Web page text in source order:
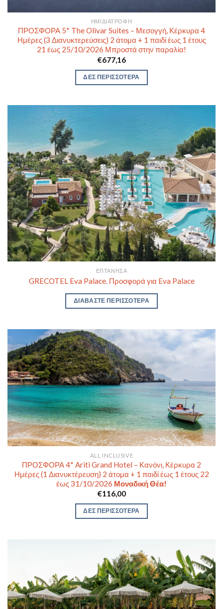
ΗΜΙΔΙΑΤΡΟΦΉ
ΠΡΟΣΦΟΡΑ 5* The Olivar Suites – Μεσογγή, Κέρκυρα 4
Ημέρες (3 Διανυκτερεύσεις) 2 άτομα + 1 παιδί έως 1 έτους
21 έως 25/10/2026 Μπροστά στην παραλία!
€677,16
ΔΕΣ ΠΕΡΙΣΣΟΤΕΡΑ
ΕΠΤΆΝΗΣΑ
GRECOTEL Eva Palace. Προσφορά για Eva Palace
ΔΙΑΒΆΣΤΕ ΠΕΡΙΣΣΌΤΕΡΑ
ALL INCLUSIVE
ΠΡΟΣΦΟΡΑ 4* Ariti Grand Hotel – Κανόνι, Κέρκυρα 2
Ημέρες (1 Διανυκτέρευση) 2 άτομα + 1 παιδί έως 1 έτους 22
έως 31/10/2026 Μοναδική Θέα!
€116,00
ΔΕΣ ΠΕΡΙΣΣΟΤΕΡΑ